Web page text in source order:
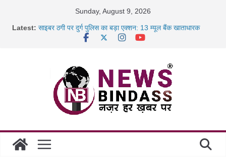
Sunday, August 9, 2026
Latest: साइबर ठगी पर दुर्ग पुलिस का बड़ा एक्शन: 13 म्यूल बैंक खाताधारक
रायपुर में कल्याण ज्वेलर्स में डकैती की साजिश नाकाम, दिल्ली-बिहार
छत्तीसगढ़ में 1460 गोधाम होंगे स्थापित, हर विकासखंड के 10 उत्कृष्ट
गोठानों